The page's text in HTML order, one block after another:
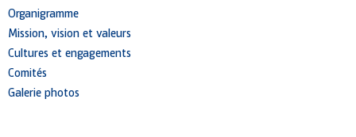
Organigramme
Mission, vision et valeurs
Cultures et engagements
Comités
Galerie photos